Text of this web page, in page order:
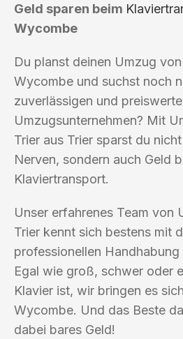
Geld sparen beim
Wycombe
Du planst deinen Umzug
Wycombe und suchst noch
zuverlässigen und
Umzugsunternehmen? Mit
Trier aus Trier sparst du
Nerven, sondern auch Geld
Klaviertransport.
Unser erfahrenes Team von
Trier kennt sich bestens mit
professionellen Handhabung
Egal wie groß, schwer oder
Klavier ist, wir bringen es
Wycombe. Und das Beste
dabei bares Geld!